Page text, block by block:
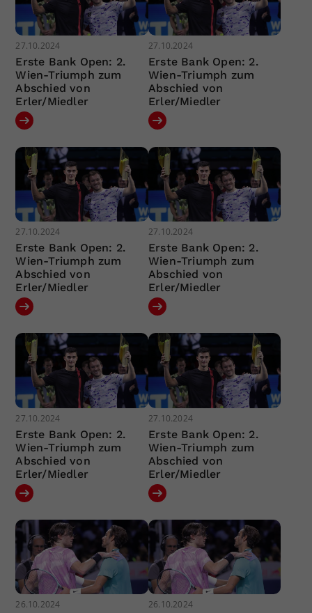
27.10.2024
Erste Bank Open: 2.
Wien-Triumph zum
Abschied von
Erler/Miedler
27.10.2024
Erste Bank Open: 2.
Wien-Triumph zum
Abschied von
Erler/Miedler
27.10.2024
Erste Bank Open: 2.
Wien-Triumph zum
Abschied von
Erler/Miedler
27.10.2024
Erste Bank Open: 2.
Wien-Triumph zum
Abschied von
Erler/Miedler
27.10.2024
Erste Bank Open: 2.
Wien-Triumph zum
Abschied von
Erler/Miedler
27.10.2024
Erste Bank Open: 2.
Wien-Triumph zum
Abschied von
Erler/Miedler
26.10.2024 26.10.2024